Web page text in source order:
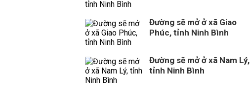
Đường sẽ mở ở xã Giao
Phúc, tỉnh Ninh Bình
Đường sẽ mở ở xã Nam Lý,
tỉnh Ninh Bình